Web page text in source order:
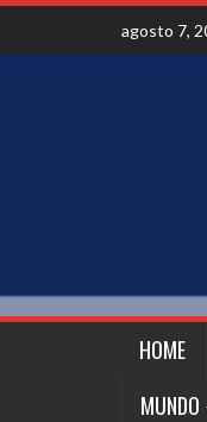
Skip
content
agosto 7,
HOME
MUNDO